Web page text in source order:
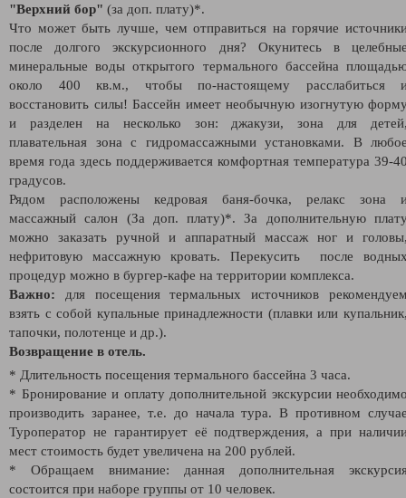
"Верхний бор" (за доп. плату)*.
Что может быть лучше, чем отправиться на горячие
после долгого экскурсионного дня? Окунитесь в
минеральные воды открытого термального бассейна
около 400 кв.м., чтобы по-настоящему расслабиться
восстановить силы! Бассейн имеет необычную изогнутую
и разделен на несколько зон: джакузи, зона для
плавательная зона с гидромассажными установками. В
время года здесь поддерживается комфортная температура 39-
градусов.
Рядом расположены кедровая баня-бочка, релакс зона
массажный салон (За доп. плату)*. За дополнительную
можно заказать ручной и аппаратный массаж ног и
нефритовую массажную кровать. Перекусить после
процедур можно в бургер-кафе на территории комплекса.
Важно: для посещения термальных источников
взять с собой купальные принадлежности (плавки или
тапочки, полотенце и др.).
Возвращение в отель.
* Длительность посещения термального бассейна 3 часа.
* Бронирование и оплату дополнительной экскурсии
производить заранее, т.е. до начала тура. В противном
Туроператор не гарантирует её подтверждения, а при
мест стоимость будет увеличена на 200 рублей.
* Обращаем внимание: данная дополнительная
состоится при наборе группы от 10 человек.